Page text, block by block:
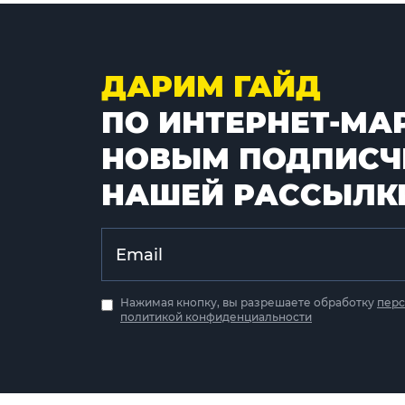
ДАРИМ ГАЙД
ПО ИНТЕРНЕТ-
НОВЫМ
НАШЕЙ
Нажимая кнопку, вы разрешаете обработку
политикой конфиденциальности